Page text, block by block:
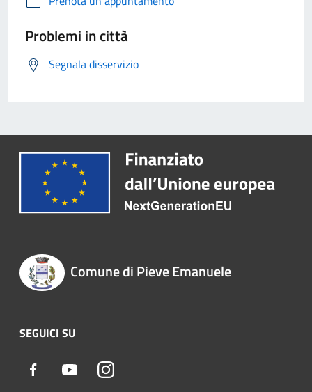
Problemi in città
Segnala disservizio
Comune di Pieve Emanuele
SEGUICI SU
Facebook YoutubeInstagram